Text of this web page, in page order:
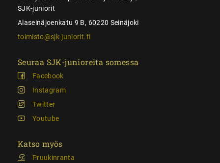
SJK-juniorit
Alaseinäjoenkatu 9 B, 60220 Seinäjoki
toimisto@sjk-juniorit.fi
Seuraa SJK-junioreita somessa
Facebook
Instagram
Twitter
Youtube
Katso myös
Pruukinranta